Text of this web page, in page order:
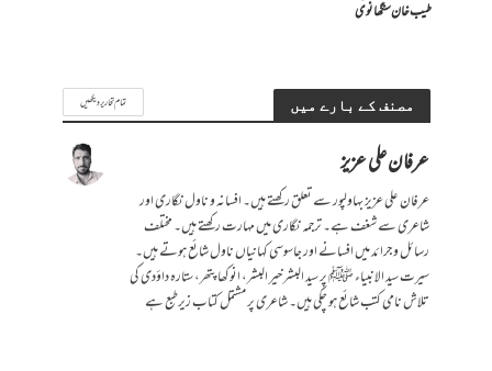
طیب خان سنگھانوی
مصنف کے بارے میں تمام تحاریر دیکھیں
عرفان علی عزیز
عرفان علی عزیز بہاولپور سے تعلق رکھتے ہیں۔ افسانہ و ناول نگاری اور
شاعری سے شغف ہے۔ ترجمہ نگاری میں مہارت رکھتے ہیں۔ مختلف
رسائل و جرائد میں افسانے اور جاسوسی کہانیاں ناول شائع ہوتے ہیں۔
سیرت سید الانبیاء ﷺ پر سید البشر خیر البشر، انوکھا پتھر، ستارہ داؤدی کی
تلاش نامی کتب شائع ہو چکی ہیں۔ شاعری پر مشتمل کتاب زیرطبع ہے